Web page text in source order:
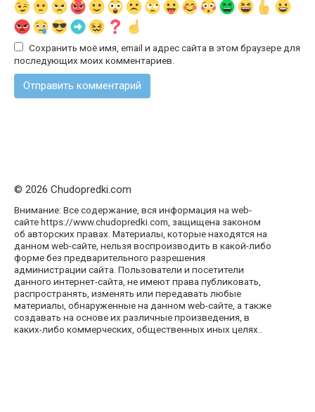
Сохранить моё имя, email и адрес сайта в этом браузере для
последующих моих комментариев.
© 2026 Chudopredki.com
Внимание: Все содержание, вся информация на web-
сайте https://www.chudopredki.com, защищена законом
об авторских правах. Материалы, которые находятся на
данном web-сайте, нельзя воспроизводить в какой-либо
форме без предварительного разрешения
администрации сайта. Пользователи и посетители
данного интернет-сайта, не имеют права публиковать,
распространять, изменять или передавать любые
материалы, обнаруженные на данном web-сайте, а также
создавать на основе их различные произведения, в
каких-либо коммерческих, общественных иных целях..